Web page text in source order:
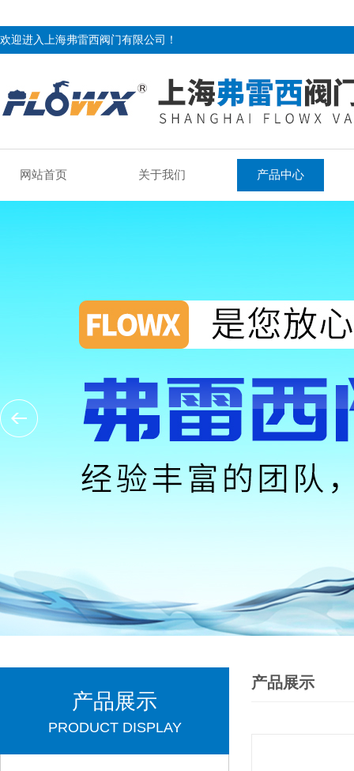
欢迎进入上海弗雷西阀门有限公司！
网站首页 关于我们 产品中心
产品展示
产品展示
PRODUCT DISPLAY